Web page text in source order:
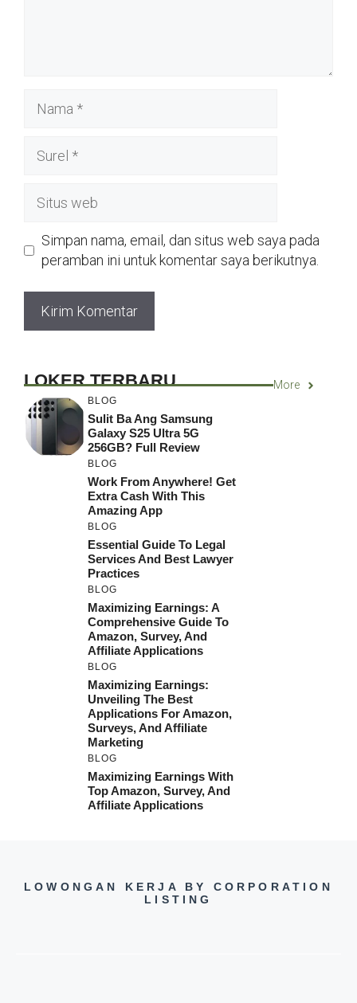
web
Simpan nama, email, dan situs web saya pada
peramban ini untuk komentar saya berikutnya.
LOKER TERBARU More
BLOG
Sulit Ba Ang Samsung
Galaxy S25 Ultra 5G
256GB? Full Review
BLOG
Work From Anywhere! Get
Extra Cash With This
Amazing App
BLOG
Essential Guide To Legal
Services And Best Lawyer
Practices
BLOG
Maximizing Earnings: A
Comprehensive Guide To
Amazon, Survey, And
Affiliate Applications
BLOG
Maximizing Earnings:
Unveiling The Best
Applications For Amazon,
Surveys, And Affiliate
Marketing
BLOG
Maximizing Earnings With
Top Amazon, Survey, And
Affiliate Applications
LOWONGAN KERJA BY CORPORATION
LISTING